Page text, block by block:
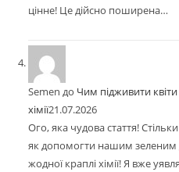
цінне! Це дійсно поширена…
Semen до Чим підживити
хімії21.07.2026
Ого, яка чудова стаття!
як допомогти нашим зеленим
жодної краплі хімії! Я вже